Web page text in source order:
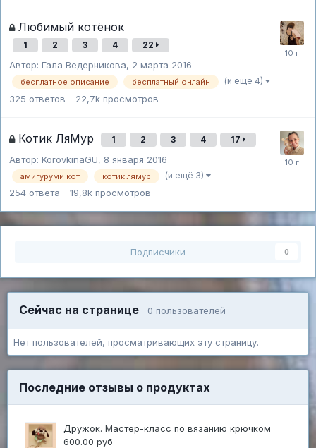
Любимый котёнок
1 2 3 4 22
Автор: Гала Ведерникова, 2 марта 2016
бесплатное описание бесплатный онлайн (и ещё 4)
325 ответов 22,7k просмотров
Котик ЛяМур 1 2 3 4 17
Автор: KorovkinaGU, 8 января 2016
амигуруми кот котик лямур (и ещё 3)
254 ответа 19,8k просмотров
Подписчики 0
Сейчас на странице 0 пользователей
Нет пользователей, просматривающих эту страницу.
Последние отзывы о продуктах
Дружок. Мастер-класс по вязанию крючком
600.00 руб